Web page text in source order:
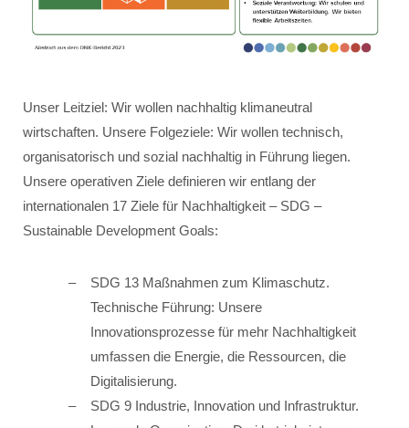
Unser Leitziel: Wir wollen nachhaltig klimaneutral
wirtschaften. Unsere Folgeziele: Wir wollen technisch,
organisatorisch und sozial nachhaltig in Führung liegen.
Unsere operativen Ziele definieren wir entlang der
internationalen 17 Ziele für Nachhaltigkeit – SDG –
Sustainable Development Goals:
SDG 13 Maßnahmen zum Klimaschutz.
Technische Führung: Unsere
Innovationsprozesse für mehr Nachhaltigkeit
umfassen die Energie, die Ressourcen, die
Digitalisierung.
SDG 9 Industrie, Innovation und Infrastruktur.